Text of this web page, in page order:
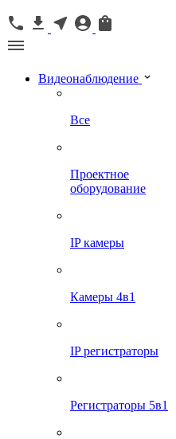
Видеонаблюдение
Все
Проектное
оборудование
IP камеры
Камеры 4в1
IP регистраторы
Регистраторы 5в1